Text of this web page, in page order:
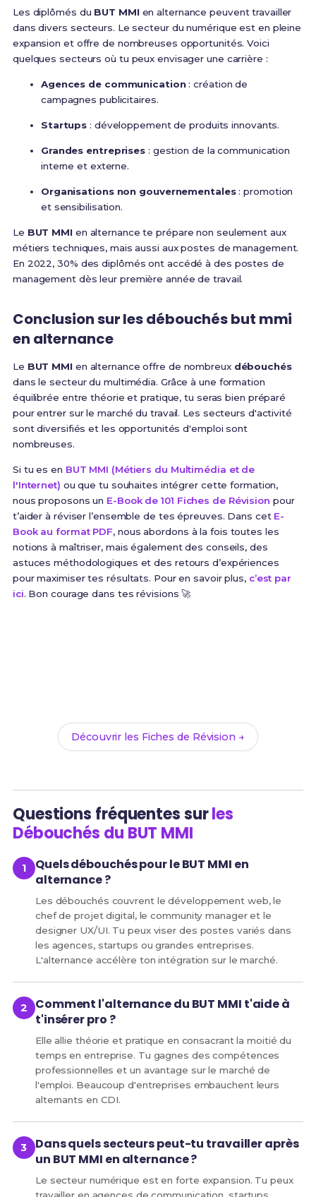
Les diplômés du BUT MMIen alternance peuvent travailler
dans divers secteurs. Le secteur du numérique est en pleine
expansion et offre de nombreuses opportunités. Voici
quelques secteurs où tu peux envisager une carrière :
Agences de communication: création de
campagnes publicitaires.
Startups : développement de produits innovants.
Grandes entreprises : gestion de la communication
interne et externe.
Organisations non gouvernementales: promotion
et sensibilisation.
Le BUT MMIen alternance te prépare non seulement aux
métiers techniques, mais aussi aux postes de management.
En 2022, 30% des diplômés ont accédé à des postes de
management dès leur première année de travail.
Conclusion sur les débouchés but mmi
en alternance
Le BUT MMIen alternance offre de nombreux débouchés
dans le secteur du multimédia. Grâce à une formation
équilibrée entre théorie et pratique, tu seras bien préparé
pour entrer sur le marché du travail. Les secteurs d'activité
sont diversifiés et les opportunités d'emploi sont
nombreuses.
Si tu es en BUT MMI (Métiers du Multimédia et de
l'Internet) ou que tu souhaites intégrer cette formation,
nous proposons un E-Book de 101 Fiches de Révision pour
t’aider à réviser l’ensemble de tes épreuves. Dans cet E-
Book au format PDF, nous abordons à la fois toutes les
notions à maîtriser, mais également des conseils, des
astuces méthodologiques et des retours d’expériences
pour maximiser tes résultats. Pour en savoir plus, c’est par
ici. Bon courage dans tes révisions 🚀
Découvrir les Fiches de Révision →
Questions fréquentes surles
Débouchés du BUT MMI
Quels débouchés pour le BUT MMI en
alternance ?
Les débouchés couvrent le développement web, le
chef de projet digital, le community manager et le
designer UX/UI. Tu peux viser des postes variés dans
les agences, startups ou grandes entreprises.
L'alternance accélère ton intégration sur le marché.
Comment l'alternance du BUT MMI t'aide à
t'insérer pro ?
Elle allie théorie et pratique en consacrant la moitié du
temps en entreprise. Tu gagnes des compétences
professionnelles et un avantage sur le marché de
l'emploi. Beaucoup d'entreprises embauchent leurs
alternants en CDI.
Dans quels secteurs peut-tu travailler après
un BUT MMI en alternance ?
Le secteur numérique est en forte expansion. Tu peux